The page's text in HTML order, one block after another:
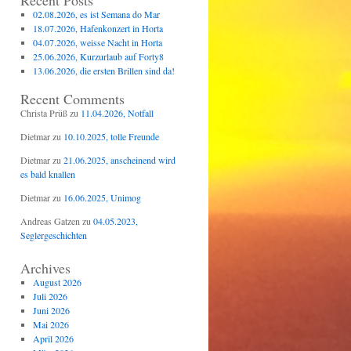
02.08.2026, es ist Semana do Mar
18.07.2026, Hafenkonzert in Horta
04.07.2026, weisse Nacht in Horta
25.06.2026, Kurzurlaub auf Forty8
13.06.2026, die ersten Brillen sind da!
Recent Comments
Christa Prüßzu 11.04.2026, Notfall
Dietmarzu 10.10.2025, tolle Freunde
Dietmarzu 21.06.2025, anscheinend wird
es bald knallen
Dietmarzu 16.06.2025, Unimog
Andreas Gatzen zu 04.05.2023,
Seglergeschichten
Archives
August 2026
Juli 2026
Juni 2026
Mai 2026
April 2026